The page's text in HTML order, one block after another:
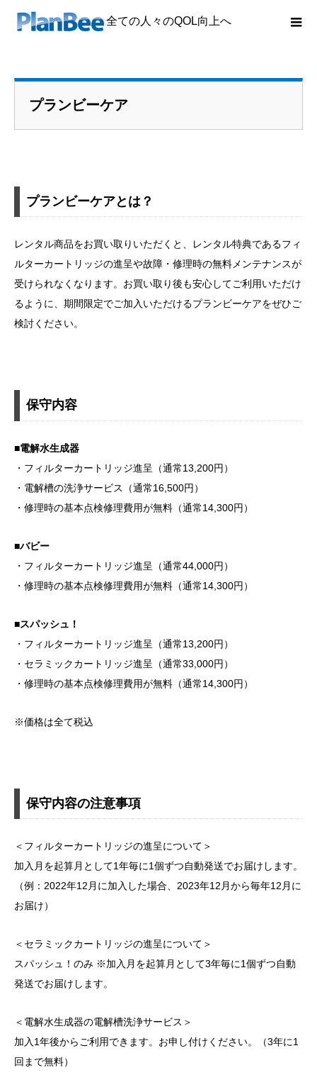
全ての人々のQOL向上へ
プランビーケア
プランビーケアとは？
レンタル商品をお買い取りいただくと、レンタル特典であるフィ
ルターカートリッジの進呈や故障・修理時の無料メンテナンスが
受けられなくなります。お買い取り後も安心してご利用いただけ
るように、期間限定でご加入いただけるプランビーケアをぜひご
検討ください。
保守内容
■電解水生成器
・フィルターカートリッジ進呈（通常13,200円）
・電解槽の洗浄サービス（通常16,500円）
・修理時の基本点検修理費用が無料（通常14,300円）
■バビー
・フィルターカートリッジ進呈（通常44,000円）
・修理時の基本点検修理費用が無料（通常14,300円）
■スパッシュ！
・フィルターカートリッジ進呈（通常13,200円）
・セラミックカートリッジ進呈（通常33,000円）
・修理時の基本点検修理費用が無料（通常14,300円）
※価格は全て税込
保守内容の注意事項
＜フィルターカートリッジの進呈について＞
加入月を起算月として1年毎に1個ずつ自動発送でお届けします。
（例：2022年12月に加入した場合、2023年12月から毎年12月に
お届け）
＜セラミックカートリッジの進呈について＞
スパッシュ！のみ ※加入月を起算月として3年毎に1個ずつ自動
発送でお届けします。
＜電解水生成器の電解槽洗浄サービス＞
加入1年後からご利用できます。お申し付けください。（3年に1
回まで無料）